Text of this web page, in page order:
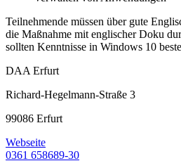
Teilnehmende müssen über gute
die Maßnahme mit englischer Doku
sollten Kenntnisse in Windows 10
DAA Erfurt
Richard-Hegelmann-Straße 3
99086 Erfurt
Webseite
0361 658689-30